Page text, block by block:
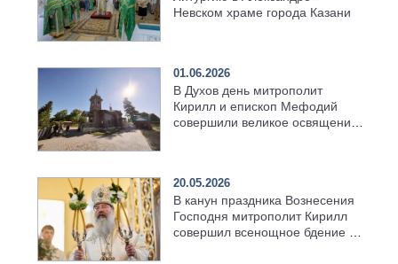
Невском храме города Казани
01.06.2026
В Духов день митрополит
Кирилл и епископ Мефодий
совершили великое освящение
20.05.2026
В канун праздника Вознесения
Господня митрополит Кирилл
совершил всенощное бдение в